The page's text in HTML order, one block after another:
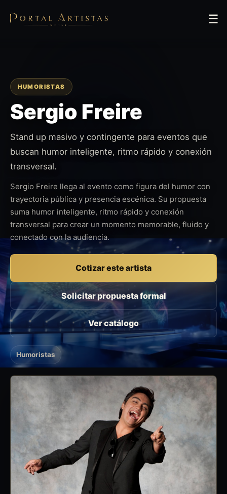
☰
HUMORISTAS
Sergio Freire
Stand up masivo y contingente para eventos que
buscan humor inteligente, ritmo rápido y conexión
transversal.
Sergio Freire llega al evento como figura del humor con
trayectoria pública y presencia escénica. Su propuesta
suma humor inteligente, ritmo rápido y conexión
transversal para crear un momento memorable, fluido y
conectado con la audiencia.
Cotizar este artista
Solicitar propuesta formal
Ver catálogo
Humoristas